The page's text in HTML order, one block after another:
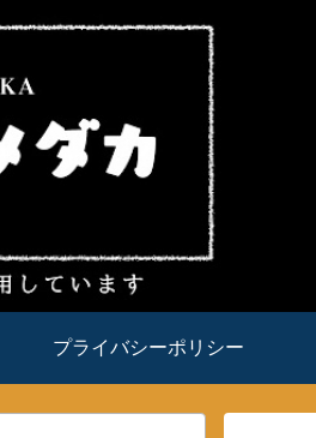
プライバシーポリシー